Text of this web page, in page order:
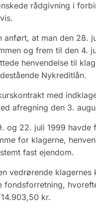
rådgivning i
anført, at man den 28.
og frem til den 4.
henvendelse til
Nykreditlån.
med
afregning den 3.
og 22. juli 1999
for klagerne,
fast ejendom.
vedrørende
kr.